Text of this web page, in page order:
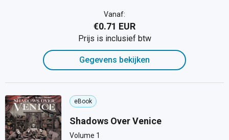
Vanaf:
€0.71 EUR
Prijs is inclusief btw
Gegevens bekijken
eBook
Shadows Over Venice
Volume 1